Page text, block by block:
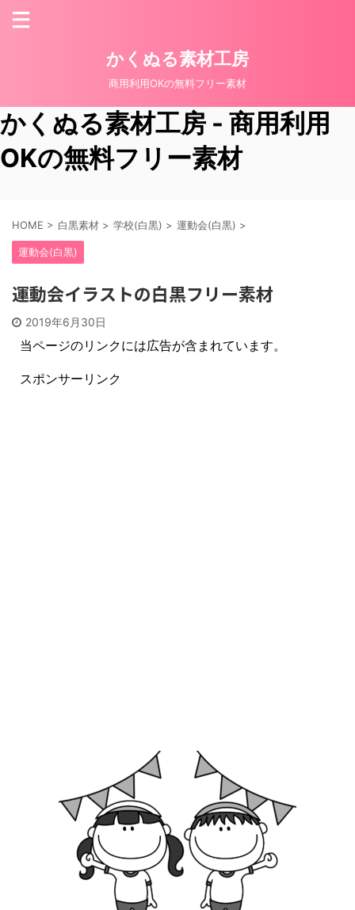
かくぬる素材工房
商用利用OKの無料フリー素材
かくぬる素材工房 - 商用利用
OKの無料フリー素材
HOME > 白黒素材 > 学校(白黒) > 運動会(白黒) >
運動会(白黒)
運動会イラストの白黒フリー素材
2019年6月30日
当ページのリンクには広告が含まれています。
スポンサーリンク